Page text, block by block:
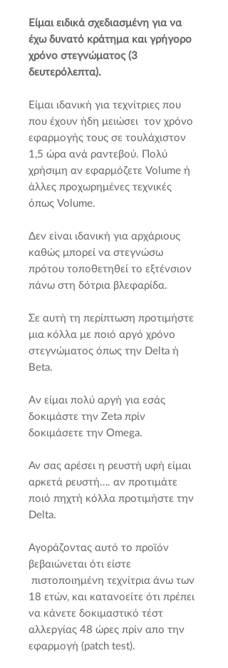
Είμαι ειδικά σχεδιασμένη για να
έχω δυνατό κράτημα και γρήγορο
χρόνο στεγνώματος (3
δευτερόλεπτα).
Είμαι ιδανική για τεχνίτριες που
που έχουν ήδη μειώσει τον χρόνο
εφαρμογής τους σε τουλάχιστον
1,5 ώρα ανά ραντεβού. Πολύ
χρήσιμη αν εφαρμόζετε Volume ή
άλλες προχωρημένες τεχνικές
όπως Volume.
Δεν είναι ιδανική για αρχάριους
καθώς μπορεί να στεγνώσω
πρότου τοποθετηθεί το εξτένσιον
πάνω στη δότρια βλεφαρίδα.
Σε αυτή τη περίπτωση προτιμήστε
μια κόλλα με ποιό αργό χρόνο
στεγνώματος όπως την Delta ή
Beta.
Aν είμαι πολύ αργή για εσάς
δοκιμάστε την Zeta πρίν
δοκιμάσετε την Omega.
Αν σας αρέσει η ρευστή υφή είμαι
αρκετά ρευστή…. αν προτιμάτε
ποιό πηχτή κόλλα προτιμήστε την
Delta.
Αγοράζοντας αυτό το προϊόν
βεβαιώνεται ότι είστε
πιστοποιημένη τεχνίτρια άνω των
18 ετών, και κατανοείτε ότι πρέπει
να κάνετε δοκιμαστικό τέστ
αλλεργίας 48 ώρες πρίν απο την
εφαρμογή (patch test).